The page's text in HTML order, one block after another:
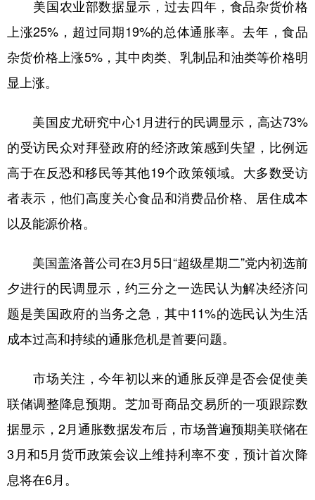
多语种频道
English Español Français عربى
Русский язык 日本語 한국어
美国农业部数据显示，过去四年，食品杂货价格
上涨25%，超过同期19%的总体通胀率。去年，食品
杂货价格上涨5%，其中肉类、乳制品和油类等价格明
显上涨。
美国皮尤研究中心1月进行的民调显示，高达73%
的受访民众对拜登政府的经济政策感到失望，比例远
高于在反恐和移民等其他19个政策领域。大多数受访
者表示，他们高度关心食品和消费品价格、居住成本
以及能源价格。
美国盖洛普公司在3月5日“超级星期二”党内初选前
夕进行的民调显示，约三分之一选民认为解决经济问
题是美国政府的当务之急，其中11%的选民认为生活
成本过高和持续的通胀危机是首要问题。
市场关注，今年初以来的通胀反弹是否会促使美
联储调整降息预期。芝加哥商品交易所的一项跟踪数
据显示，2月通胀数据发布后，市场普遍预期美联储在
3月和5月货币政策会议上维持利率不变，预计首次降
息将在6月。